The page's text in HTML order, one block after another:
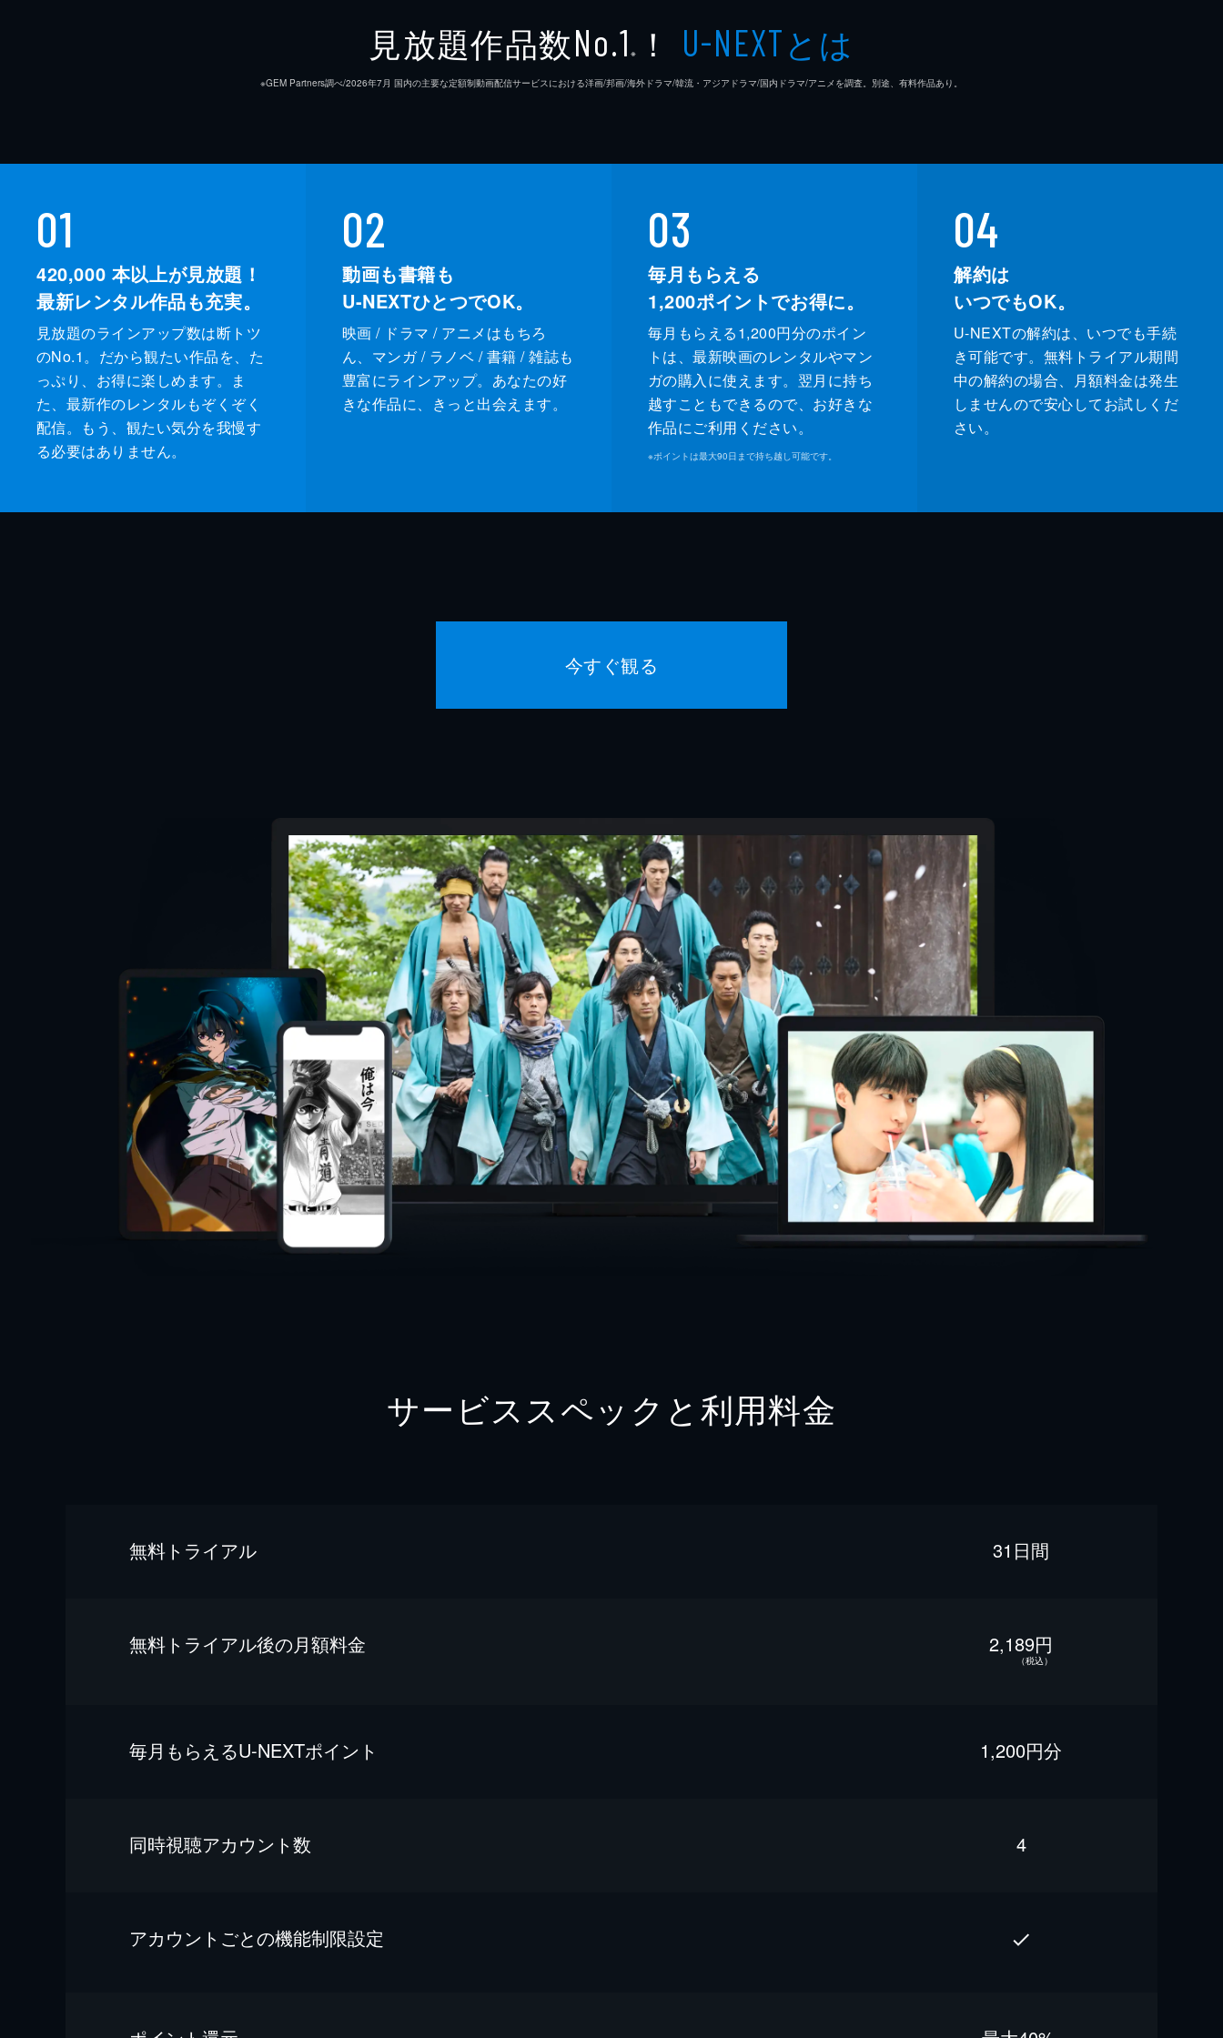
見放題作品数No.1 ※ ！ U-NEXTとは
※GEM Partners調べ/2026年7⽉ 国内の主要な定額制動画配信サービスにおける洋画/邦画/海外ドラマ/韓流・アジアドラマ/国内ドラマ/アニメを調査。別途、有料作品あり。
01
420,000 本以上が見放題！
最新レンタル作品も充実。
見放題のラインアップ数は断トツ
のNo.1。だから観たい作品を、た
っぷり、お得に楽しめます。ま
た、最新作のレンタルもぞくぞく
配信。もう、観たい気分を我慢す
る必要はありません。
02
動画も書籍も
U-NEXTひとつでOK。
映画 / ドラマ / アニメはもちろ
ん、マンガ / ラノベ / 書籍 / 雑誌も
豊富にラインアップ。あなたの好
きな作品に、きっと出会えます。
03
毎月もらえる
1,200ポイントでお得に。
毎月もらえる1,200円分のポイン
トは、最新映画のレンタルやマン
ガの購入に使えます。翌月に持ち
越すこともできるので、お好きな
作品にご利用ください。
※ポイントは最大90日まで持ち越し可能です。
04
解約は
いつでもOK。
U-NEXTの解約は、いつでも手続
き可能です。無料トライアル期間
中の解約の場合、月額料金は発生
しませんので安心してお試しくだ
さい。
今すぐ観る
サービススペックと利用料金
無料トライアル 31日間
無料トライアル後の⽉額料金 2,189円
（税込）
毎⽉もらえるU-NEXTポイント 1,200円分
同時視聴アカウント数 4
アカウントごとの機能制限設定